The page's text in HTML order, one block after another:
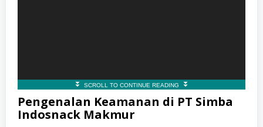
Pengenalan Keamanan di PT Simba
Indosnack Makmur